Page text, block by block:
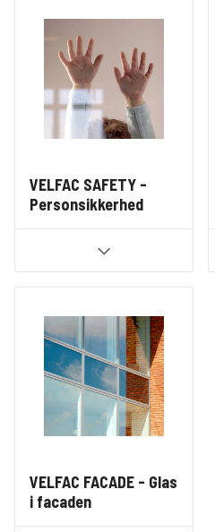
VELFAC SAFETY -
Personsikkerhed
VELFAC FACADE - Glas
i facaden